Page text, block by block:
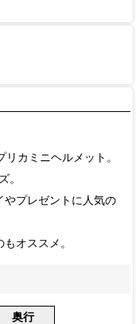
カミニヘルメット。
。
やプレゼントに人気の
オススメ。
奥行